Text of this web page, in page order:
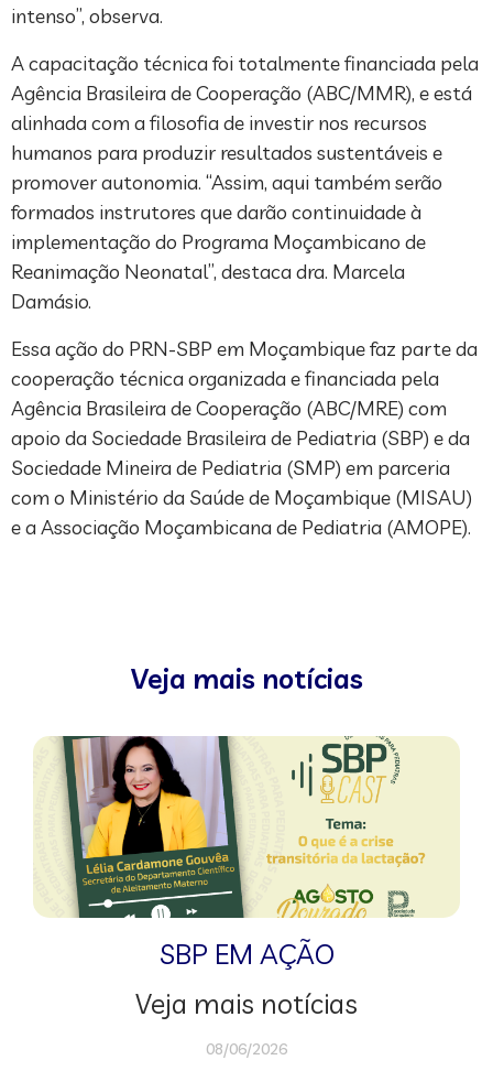
intenso”, observa.
A capacitação técnica foi totalmente financiada pela
Agência Brasileira de Cooperação (ABC/MMR), e está
alinhada com a filosofia de investir nos recursos
humanos para produzir resultados sustentáveis e
promover autonomia. “Assim, aqui também serão
formados instrutores que darão continuidade à
implementação do Programa Moçambicano de
Reanimação Neonatal”, destaca dra. Marcela
Damásio.
Essa ação do PRN-SBP em Moçambique faz parte da
cooperação técnica organizada e financiada pela
Agência Brasileira de Cooperação (ABC/MRE) com
apoio da Sociedade Brasileira de Pediatria (SBP) e da
Sociedade Mineira de Pediatria (SMP) em parceria
com o Ministério da Saúde de Moçambique (MISAU)
e a Associação Moçambicana de Pediatria (AMOPE).
Veja mais notícias
SBP EM AÇÃO
Veja mais notícias
08/06/2026